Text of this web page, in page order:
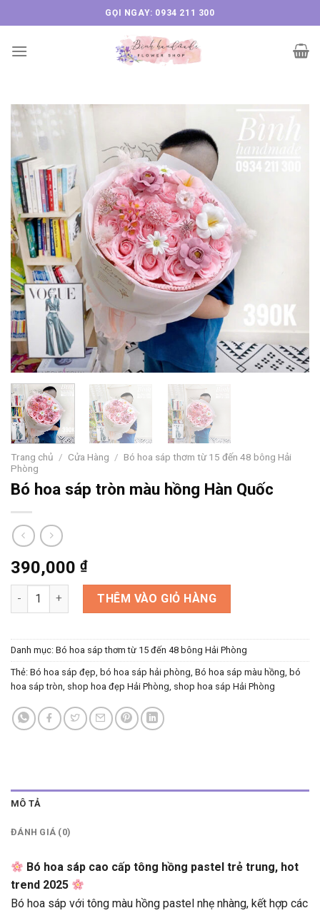
to
content
GỌI NGAY: 0934 211 300
Trang chủ / Cửa Hàng / Bó hoa sáp thơm từ 15 đến 48 bông Hải
Phòng
Bó hoa sáp tròn màu hồng Hàn Quốc
390,000 ₫
Bó hoa sáp tròn màu hồng Hàn Quốc số lượng
THÊM VÀO GIỎ HÀNG
Danh mục: Bó hoa sáp thơm từ 15 đến 48 bông Hải Phòng
Thẻ: Bó hoa sáp đẹp, bó hoa sáp hải phòng, Bó hoa sáp màu hồng, bó
hoa sáp tròn, shop hoa đẹp Hải Phòng, shop hoa sáp Hải Phòng
MÔ TẢ
ĐÁNH GIÁ (0)
Bó hoa sáp cao cấp tông hồng pastel trẻ trung, hot
trend 2025
Bó hoa sáp với tông màu hồng pastel nhẹ nhàng, kết hợp các